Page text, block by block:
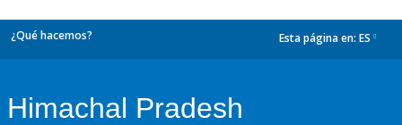
¿Qué hacemos? Esta página en: ES
Himachal Pradesh